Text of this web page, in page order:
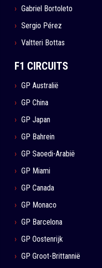
Gabriel Bortoleto
Sergio Pérez
Valtteri Bottas
F1 CIRCUITS
GP Australië
GP China
GP Japan
GP Bahrein
GP Saoedi-Arabië
GP Miami
GP Canada
GP Monaco
GP Barcelona
GP Oostenrijk
GP Groot-Brittannië